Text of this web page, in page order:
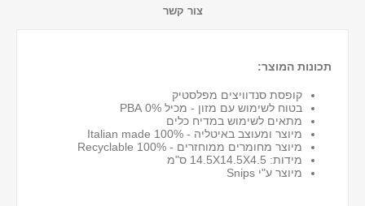
צור קשר
תכונות המוצר:
קופסת סנדוויצים מפלסטיק
בטוח לשימוש עם מזון - מכיל 0% PBA
מתאים לשימוש במדיח כלים
מיוצר ומעוצב באיטליה - 100% Italian made
מיוצר מחומרים ממוחזרים - 100% Recyclable
מידות: 14.5X14.5X4.5 ס"מ
מיוצר ע"י Snips